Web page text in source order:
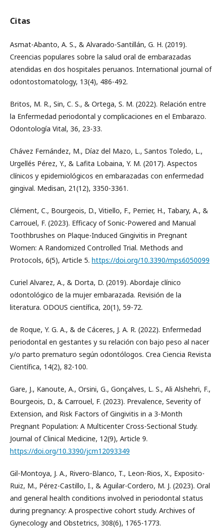
Citas
Asmat-Abanto, A. S., & Alvarado-Santillán, G. H. (2019).
Creencias populares sobre la salud oral de embarazadas
atendidas en dos hospitales peruanos. International journal of
odontostomatology, 13(4), 486-492.
Britos, M. R., Sin, C. S., & Ortega, S. M. (2022). Relación entre
la Enfermedad periodontal y complicaciones en el Embarazo.
Odontología Vital, 36, 23-33.
Chávez Fernández, M., Díaz del Mazo, L., Santos Toledo, L.,
Urgellés Pérez, Y., & Lafita Lobaina, Y. M. (2017). Aspectos
clínicos y epidemiológicos en embarazadas con enfermedad
gingival. Medisan, 21(12), 3350-3361.
Clément, C., Bourgeois, D., Vitiello, F., Perrier, H., Tabary, A., &
Carrouel, F. (2023). Efficacy of Sonic-Powered and Manual
Toothbrushes on Plaque-Induced Gingivitis in Pregnant
Women: A Randomized Controlled Trial. Methods and
Protocols, 6(5), Article 5. https://doi.org/10.3390/mps6050099
Curiel Alvarez, A., & Dorta, D. (2019). Abordaje clínico
odontológico de la mujer embarazada. Revisión de la
literatura. ODOUS científica, 20(1), 59-72.
de Roque, Y. G. A., & de Cáceres, J. A. R. (2022). Enfermedad
periodontal en gestantes y su relación con bajo peso al nacer
y/o parto prematuro según odontólogos. Crea Ciencia Revista
Científica, 14(2), 82-100.
Gare, J., Kanoute, A., Orsini, G., Gonçalves, L. S., Ali Alshehri, F.,
Bourgeois, D., & Carrouel, F. (2023). Prevalence, Severity of
Extension, and Risk Factors of Gingivitis in a 3-Month
Pregnant Population: A Multicenter Cross-Sectional Study.
Journal of Clinical Medicine, 12(9), Article 9.
https://doi.org/10.3390/jcm12093349
Gil-Montoya, J. A., Rivero-Blanco, T., Leon-Rios, X., Exposito-
Ruiz, M., Pérez-Castillo, I., & Aguilar-Cordero, M. J. (2023). Oral
and general health conditions involved in periodontal status
during pregnancy: A prospective cohort study. Archives of
Gynecology and Obstetrics, 308(6), 1765-1773.